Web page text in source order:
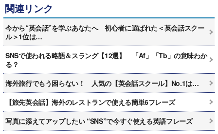
関連リンク
今から“英会話”を学ぶあなたへ 初心者に選ばれた＜英会話スクー
ル＞1位は…
SNSで使われる略語＆スラング【12選】 「Af」「Tb」の意味わか
る？
海外旅行でもう困らない！ 人気の【英会話スクール】No.1は…
【旅先英会話】海外のレストランで使える簡単6フレーズ
写真に添えてアップしたい “SNS”で今すぐ使える英語フレーズ